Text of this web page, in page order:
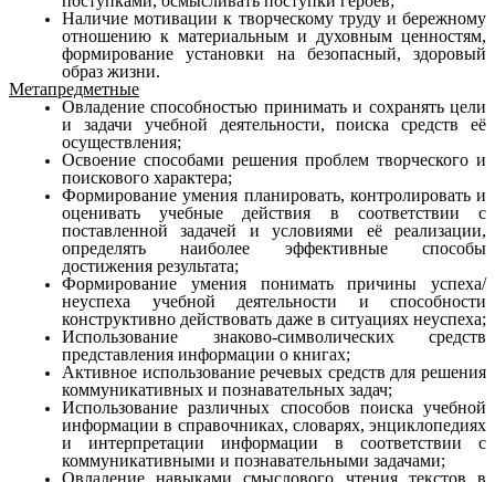
Наличие мотивации к творческому труду и бережному
отношению к материальным и духовным ценностям,
формирование установки на безопасный, здоровый
образ жизни.
Метапредметные
Овладение способностью принимать и сохранять цели
и задачи учебной деятельности, поиска средств её
осуществления;
Освоение способами решения проблем творческого и
поискового характера;
Формирование умения планировать, контролировать и
оценивать учебные действия в соответствии с
поставленной задачей и условиями её реализации,
определять наиболее эффективные способы
достижения результата;
Формирование умения понимать причины успеха/
неуспеха учебной деятельности и способности
конструктивно действовать даже в ситуациях неуспеха;
Использование знаково-символических средств
представления информации о книгах;
Активное использование речевых средств для решения
коммуникативных и познавательных задач;
Использование различных способов поиска учебной
информации в справочниках, словарях, энциклопедиях
и интерпретации информации в соответствии с
коммуникативными и познавательными задачами;
Овладение навыками смыслового чтения текстов в